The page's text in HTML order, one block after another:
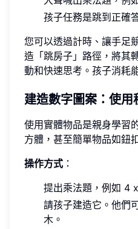
孩子任務是跳到正確
您可以透過計時、讓手足
造「跳房子」路徑，將其
動和快速思考。孩子消耗
建造數字圖案：使用
使用實體物品是親身學習
方體，甚至簡單物品如鈕
操作方式 ：
提出乘法題，例如 4
請孩子建造它。他們
木。